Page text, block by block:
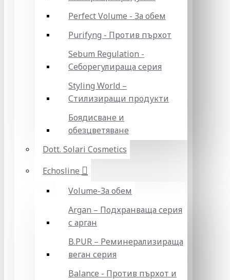
Perfect Volume - За обем
Purifyng - Против пърхот
Sebum Regulation -
Себорегулираща серия
Styling World –
Стилизиращи продукти
Боядисване и
обезцветяване
Dott. Solari Cosmetics
Echosline
Volume-За обем
Argan – Подхранваща серия
с арган
B.PUR – Реминерализираща
веган серия
Balance - Против пърхот и